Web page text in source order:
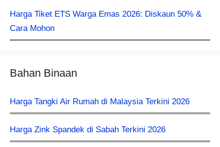
Harga Tiket ETS Warga Emas 2026: Diskaun 50% &
Cara Mohon
Bahan Binaan
Harga Tangki Air Rumah di Malaysia Terkini 2026
Harga Zink Spandek di Sabah Terkini 2026